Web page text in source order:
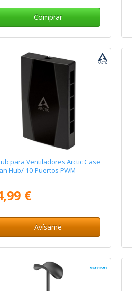
Comprar
para Ventiladores Arctic Case
Hub/ 10 Puertos PWM
€
Avísame